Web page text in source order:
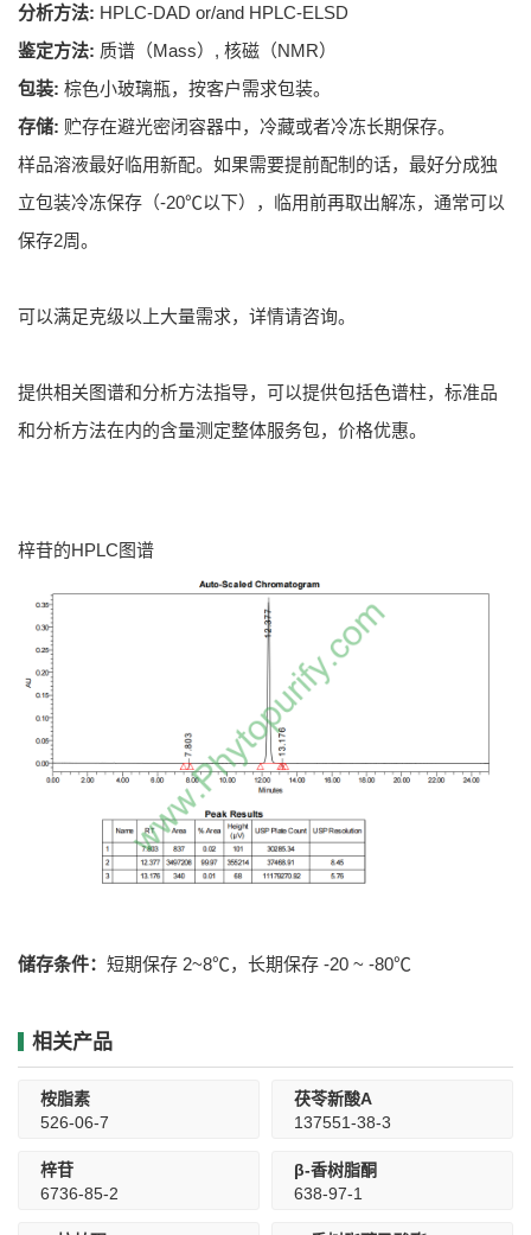
分析方法: HPLC-DAD or/and HPLC-ELSD
鉴定方法: 质谱（Mass）, 核磁（NMR）
包装: 棕色小玻璃瓶，按客户需求包装。
存储: 贮存在避光密闭容器中，冷藏或者冷冻长期保存。
样品溶液最好临用新配。如果需要提前配制的话，最好分成独
立包装冷冻保存（-20℃以下），临用前再取出解冻，通常可以
保存2周。
可以满足克级以上大量需求，详情请咨询。
提供相关图谱和分析方法指导，可以提供包括色谱柱，标准品
和分析方法在内的含量测定整体服务包，价格优惠。
梓苷的HPLC图谱
储存条件： 短期保存 2~8℃，长期保存 -20 ~ -80℃
相关产品
桉脂素
526-06-7
茯苓新酸A
137551-38-3
梓苷
6736-85-2
β-香树脂酮
638-97-1